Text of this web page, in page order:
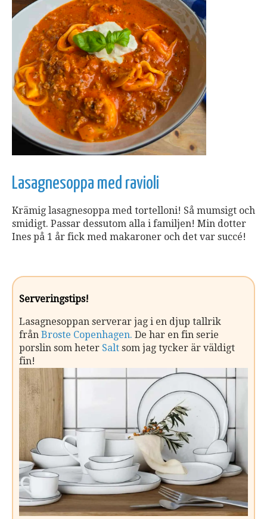
Lasagnesoppa med ravioli
Krämig lasagnesoppa med tortelloni! Så mumsigt och
smidigt. Passar dessutom alla i familjen! Min dotter
Ines på 1 år fick med makaroner och det var succé!
Serveringstips!
Lasagnesoppan serverar jag i en djup tallrik
från Broste Copenhagen. De har en fin serie
porslin som heter Salt som jag tycker är väldigt
fin!